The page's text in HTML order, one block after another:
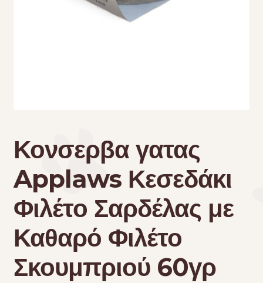
Κονσερβα γατας
Applaws Κεσεδάκι
Φιλέτο Σαρδέλας με
Καθαρό Φιλέτο
Σκουμπριού 60γρ